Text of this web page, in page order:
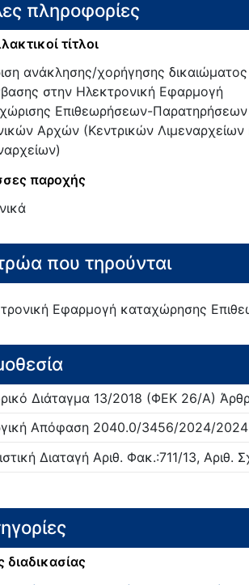
πληροφορίες
τίτλοι
ανάκλησης/χορήγησης δικαιώματος
στην Ηλεκτρονική Εφαρμογή
Επιθεωρήσεων-Παρατηρήσεων
Αρχών (Κεντρικών Λιμεναρχείων
παροχής
που τηρούνται
Εφαρμογή καταχώρησης
Διάταγμα13/2018 (ΦΕΚ 26/Α)
Απόφαση2040.0/3456/2024/2024
ΔιαταγήΑριθ. Φακ.:711/13, Αριθ.
διαδικασίας